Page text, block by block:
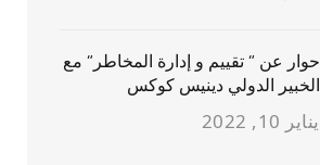
حوار عن ” تقييم و إدارة المخاطر” مع
الخبير الدولي دينيس كوكس
يناير 10, 2022